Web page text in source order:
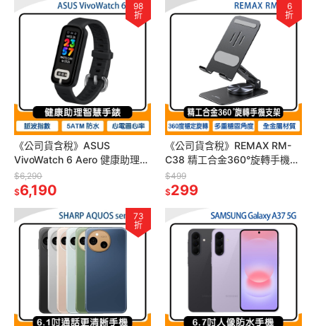
98
折
《公司貨含稅》ASUS
VivoWatch 6 Aero 健康助理智
慧手錶
$6,290
$6,190
6
折
《公司貨含稅》REMAX RM-
C38 精工合金360°旋轉手機支
架
$499
$299
73
折